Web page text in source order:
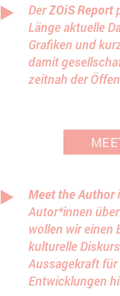
DerZOiS Report
Länge aktuelle
Grafiken und
damit
zeitnah der
Meet the Author
Autor*innen
wollen wir einen
kulturelle
Aussagekraft
Entwicklungen